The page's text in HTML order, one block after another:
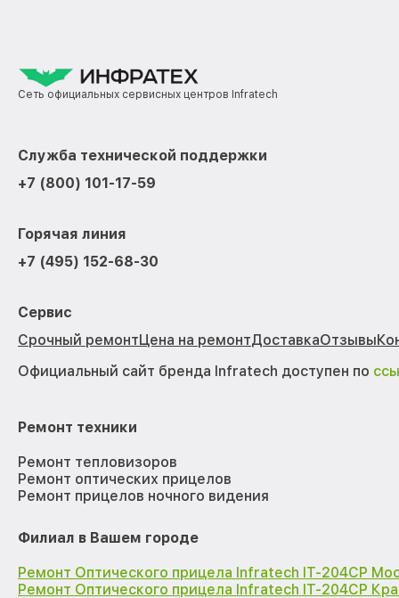
Сеть официальных сервисных центров Infratech
Служба технической поддержки
+7 (800) 101-17-59
Горячая линия
+7 (495) 152-68-30
Сервис
Срочный ремонтЦена на ремонтДоставкаОтзывы
Официальный сайт бренда Infratech доступен по
Ремонт техники
Ремонт тепловизоров
Ремонт оптических прицелов
Ремонт прицелов ночного видения
Филиал в Вашем городе
Ремонт Оптического прицела Infratech IT-204CP
Ремонт Оптического прицела Infratech IT-204CP